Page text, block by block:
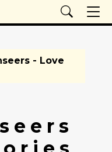
- Love